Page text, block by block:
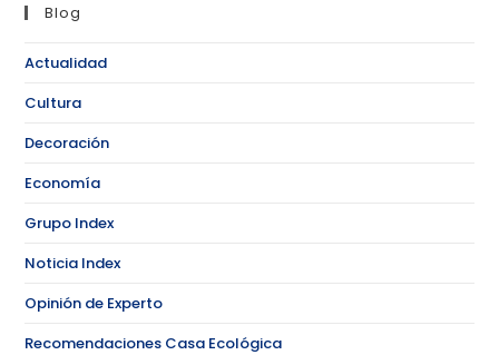
Blog
Actualidad
Cultura
Decoración
Economía
Grupo Index
Noticia Index
Opinión de Experto
Recomendaciones Casa Ecológica